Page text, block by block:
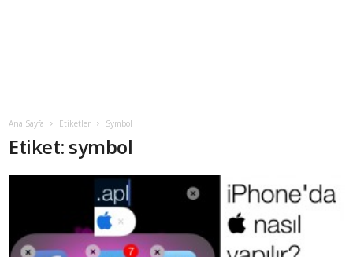
Ana Sayfa Etiketler Symbol
Etiket: symbol